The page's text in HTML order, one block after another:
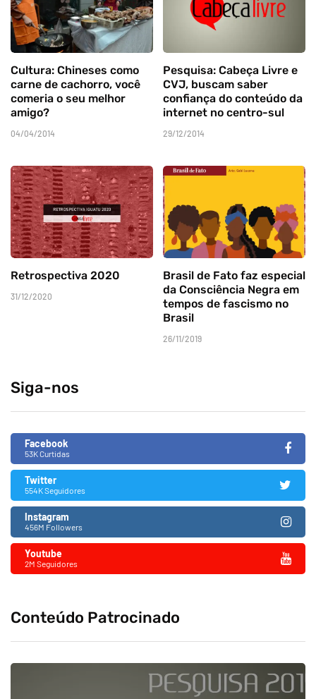
Cultura: Chineses como
carne de cachorro, você
comeria o seu melhor
amigo?
04/04/2014
Pesquisa: Cabeça Livre e
CVJ, buscam saber
confiança do conteúdo da
internet no centro-sul
29/12/2014
Retrospectiva 2020
31/12/2020
Brasil de Fato faz especial
da Consciência Negra em
tempos de fascismo no
Brasil
26/11/2019
Siga-nos
Facebook
53K Curtidas
Twitter
554K Seguidores
Instagram
456M Followers
Youtube
2M Seguidores
Conteúdo Patrocinado